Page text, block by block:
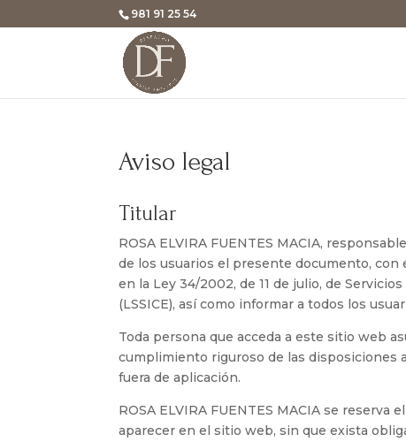
981 91 25 54
Aviso legal
Titular
ROSA ELVIRA FUENTES MACIA,
de los usuarios el presente documento,
en la Ley 34/2002, de 11 de julio, de
(LSSICE), así como informar a todos los
Toda persona que acceda a este sitio web
cumplimiento riguroso de las disposiciones
fuera de aplicación.
ROSA ELVIRA FUENTES MACIA se
aparecer en el sitio web, sin que exista